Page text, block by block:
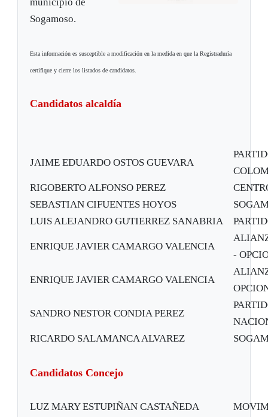
municipio de
Sogamoso.
Esta información es susceptible a modificación en la medida en que la Registraduría
certifique y cierre los listados de candidatos.
Candidatos alcaldía
JAIME EDUARDO OSTOS GUEVARA
RIGOBERTO ALFONSO PEREZ
SEBASTIAN CIFUENTES HOYOS
LUIS ALEJANDRO GUTIERREZ SANABRIA
ENRIQUE JAVIER CAMARGO VALENCIA
-
ENRIQUE JAVIER CAMARGO VALENCIA
SANDRO NESTOR CONDIA PEREZ
RICARDO SALAMANCA ALVAREZ
Candidatos Concejo
LUZ MARY ESTUPIÑAN CASTAÑEDA